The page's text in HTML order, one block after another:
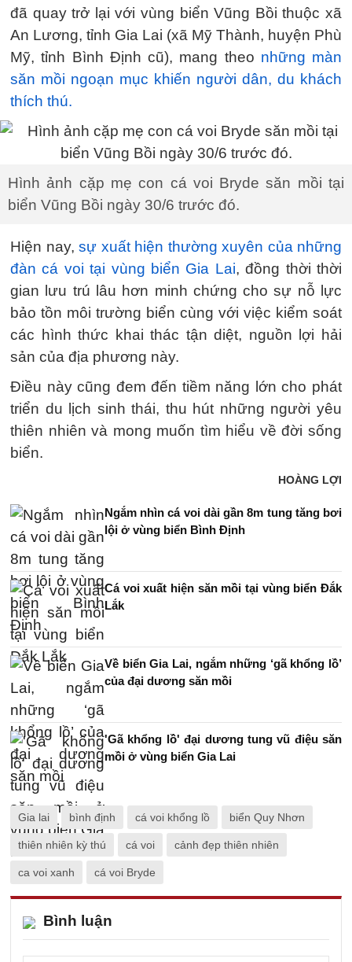
đã quay trở lại với vùng biển Vũng Bồi thuộc xã
An Lương, tỉnh Gia Lai (xã Mỹ Thành, huyện Phù
Mỹ, tỉnh Bình Định cũ), mang theo những màn
săn mồi ngoạn mục khiến người dân, du khách
thích thú.
Hình ảnh cặp mẹ con cá voi Bryde săn mồi tại
biển Vũng Bồi ngày 30/6 trước đó.
Hiện nay, sự xuất hiện thường xuyên của những
đàn cá voi tại vùng biển Gia Lai, đồng thời thời
gian lưu trú lâu hơn minh chứng cho sự nỗ lực
bảo tồn môi trường biển cùng với việc kiểm soát
các hình thức khai thác tận diệt, nguồn lợi hải
sản của địa phương này.
Điều này cũng đem đến tiềm năng lớn cho phát
triển du lịch sinh thái, thu hút những người yêu
thiên nhiên và mong muốn tìm hiểu về đời sống
biển.
HOÀNG LỢI
Ngắm nhìn cá voi dài gần 8m tung tăng bơi
lội ở vùng biển Bình Định
Cá voi xuất hiện săn mồi tại vùng biển Đắk
Lắk
Về biển Gia Lai, ngắm những ‘gã khổng lồ’
của đại dương săn mồi
'Gã khổng lồ' đại dương tung vũ điệu săn
mồi ở vùng biển Gia Lai
Gia lai bình định cá voi khổng lồ biển Quy Nhơn
thiên nhiên kỳ thú cá voi cảnh đẹp thiên nhiên
ca voi xanh cá voi Bryde
Bình luận